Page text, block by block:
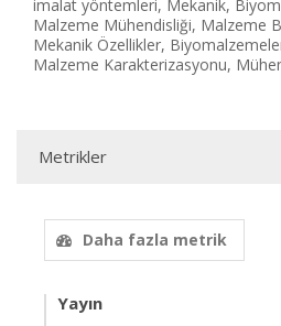
imalat yöntemleri, Mekanik,
Malzeme Mühendisliği, Malzeme
Mekanik Özellikler,
Malzeme Karakterizasyonu,
Metrikler
Daha fazla metrik
Yayın